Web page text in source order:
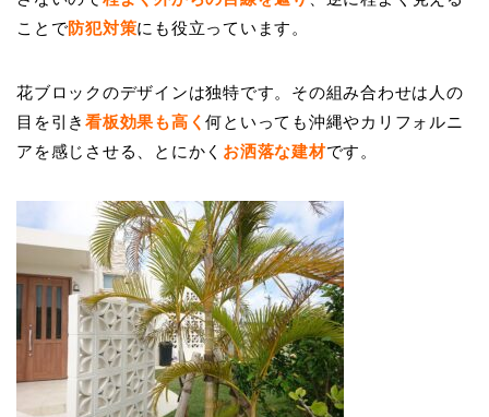
ことで防犯対策にも役立っています。
花ブロックのデザインは独特です。その組み合わせは人の
目を引き看板効果も高く何といっても沖縄やカリフォルニ
アを感じさせる、とにかく お洒落な建材です。